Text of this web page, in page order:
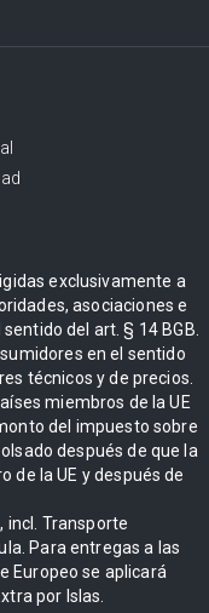
exclusivamente a
asociaciones e
del art. § 14 BGB.
en el sentido
técnicos y de precios.
miembros de la UE
del impuesto sobre
después de que la
de la UE y después de
incl. Transporte
Para entregas a las
Europeo se aplicará
por Islas.